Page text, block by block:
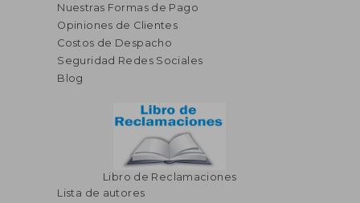
Nuestras Formas de Pago
Opiniones de Clientes
Costos de Despacho
Seguridad Redes Sociales
Blog
Libro de Reclamaciones
Lista de autores